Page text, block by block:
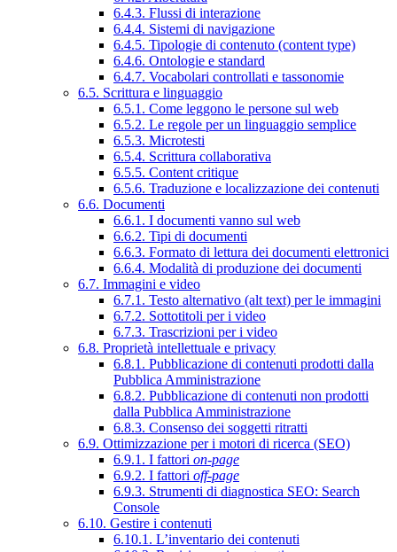
6.4.3. Flussi di interazione
6.4.4. Sistemi di navigazione
6.4.5. Tipologie di contenuto (content type)
6.4.6. Ontologie e standard
6.4.7. Vocabolari controllati e tassonomie
6.5. Scrittura e linguaggio
6.5.1. Come leggono le persone sul web
6.5.2. Le regole per un linguaggio semplice
6.5.3. Microtesti
6.5.4. Scrittura collaborativa
6.5.5. Content critique
6.5.6. Traduzione e localizzazione dei contenuti
6.6. Documenti
6.6.1. I documenti vanno sul web
6.6.2. Tipi di documenti
6.6.3. Formato di lettura dei documenti elettronici
6.6.4. Modalità di produzione dei documenti
6.7. Immagini e video
6.7.1. Testo alternativo (alt text) per le immagini
6.7.2. Sottotitoli per i video
6.7.3. Trascrizioni per i video
6.8. Proprietà intellettuale e privacy
6.8.1. Pubblicazione di contenuti prodotti dalla
Pubblica Amministrazione
6.8.2. Pubblicazione di contenuti non prodotti
dalla Pubblica Amministrazione
6.8.3. Consenso dei soggetti ritratti
6.9. Ottimizzazione per i motori di ricerca (SEO)
6.9.1. I fattori on-page
6.9.2. I fattori off-page
6.9.3. Strumenti di diagnostica SEO: Search
Console
6.10. Gestire i contenuti
6.10.1. L’inventario dei contenuti